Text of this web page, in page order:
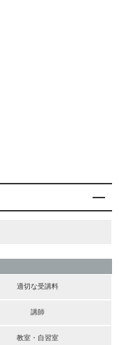
適切な受講料
講師
教室・自習室